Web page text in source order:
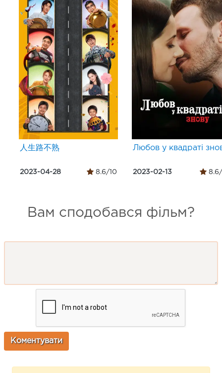
人生路不熟
2023-04-28 8.6/10
Любов у квадраті
2023-02-13 8.6/
Вам сподобався фільм?